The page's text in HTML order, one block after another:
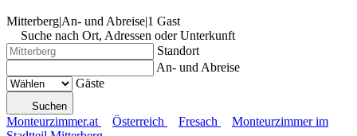
Mitterberg|An- und Abreise|1 Gast
Suche nach Ort, Adressen oder Unterkunft
Standort
An- und Abreise
Gäste
Suchen
Monteurzimmer.at Österreich Fresach
Monteurzimmer im